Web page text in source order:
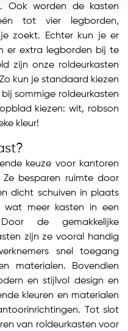
Ook worden de kasten
tot vier legborden,
zoekt. Echter kun je er
er extra legborden bij te
zijn onze roldeurkasten
kun je standaard kiezen
sommige roldeurkasten
kiezen: wit, robson
kleur!
keuze voor kantoren
besparen ruimte door
dicht schuiven in plaats
meer kasten in een
de gemakkelijke
zijn ze vooral handig
snel toegang
materialen. Bovendien
en stijlvol design en
kleuren en materialen
Tot slot
van roldeurkasten voor